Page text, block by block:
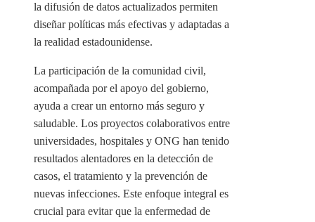
la difusión de datos actualizados permiten
diseñar políticas más efectivas y adaptadas a
la realidad estadounidense.
La participación de la comunidad civil,
acompañada por el apoyo del gobierno,
ayuda a crear un entorno más seguro y
saludable. Los proyectos colaborativos entre
universidades, hospitales y ONG han tenido
resultados alentadores en la detección de
casos, el tratamiento y la prevención de
nuevas infecciones. Este enfoque integral es
crucial para evitar que la enfermedad de